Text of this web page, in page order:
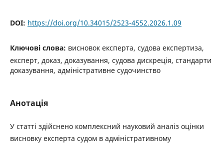
DOI: https://doi.org/10.34015/2523-4552.2026.1.09
Ключові слова: висновок експерта, судова експертиза,
експерт, доказ, доказування, судова дискреція, стандарти
доказування, адміністративне судочинство
Анотація
У статті здійснено комплексний науковий аналіз оцінки
висновку експерта судом в адміністративному